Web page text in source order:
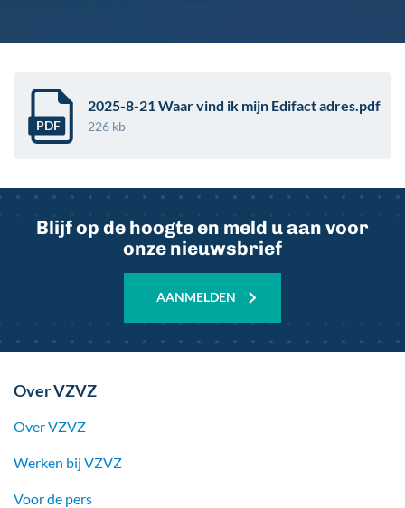
PDF
2025-8-21 Waar vind ik mijn Edifact adres.pdf
226 kb
Blijf op de hoogte en meld u aan voor
onze nieuwsbrief
AANMELDEN
Over VZVZ
Over VZVZ
Werken bij VZVZ
Voor de pers